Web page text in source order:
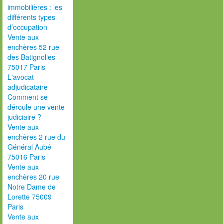
immobilières : les
différents types
d’occupation
Vente aux
enchères 52 rue
des Batignolles
75017 Paris
L'avocat
adjudicataire
Comment se
déroule une vente
judiciaire ?
Vente aux
enchères 2 rue du
Général Aubé
75016 Paris
Vente aux
enchères 20 rue
Notre Dame de
Lorette 75009
Paris
Vente aux